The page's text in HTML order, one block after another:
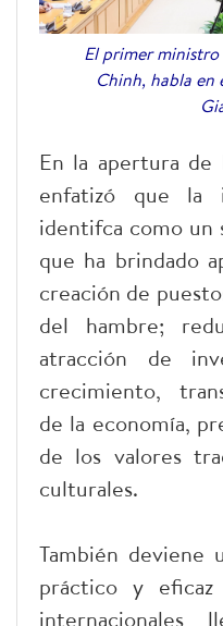
El primer
Chinh, habla
En la apertura
enfatizó que la
identifca como un
que ha brindado
creación de
del hambre;
atracción de
crecimiento,
de la economía,
de los valores
culturales.
También deviene
práctico y
internacionales